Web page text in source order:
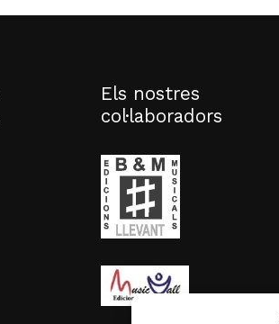
Els nostres
col·laboradors